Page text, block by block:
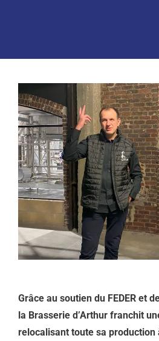
Grâce au soutien du FEDER et
la Brasserie d’Arthur franchit
relocalisant toute sa production